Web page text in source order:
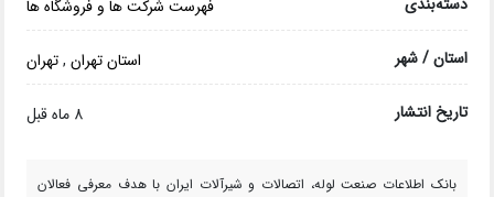
فهرست شرکت ها و فروشگاه ها
استان / شهر استان تهران,تهران
تاریخ انتشار 8 ماه قبل
بانک اطلاعات صنعت لوله، اتصالات و شیرآلات ایران با هدف معرفی فعالان